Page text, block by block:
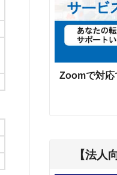
Zoomで対応
【法人